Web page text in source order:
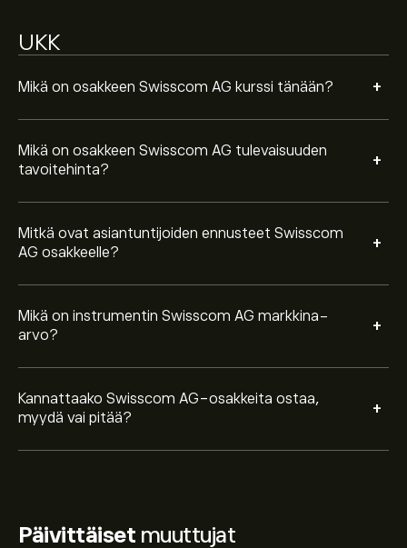
UKK
Mikä on osakkeen Swisscom AG kurssi tänään? +
Mikä on osakkeen Swisscom AG tulevaisuuden
tavoitehinta?
+
Mitkä ovat asiantuntijoiden ennusteet Swisscom
AG osakkeelle?
+
Mikä on instrumentin Swisscom AG markkina-
arvo?
+
Kannattaako Swisscom AG-osakkeita ostaa,
myydä vai pitää?
+
viimeisen kolmen kuukauden ajalta, yleinen konsensus
Päivittäiset muuttujat